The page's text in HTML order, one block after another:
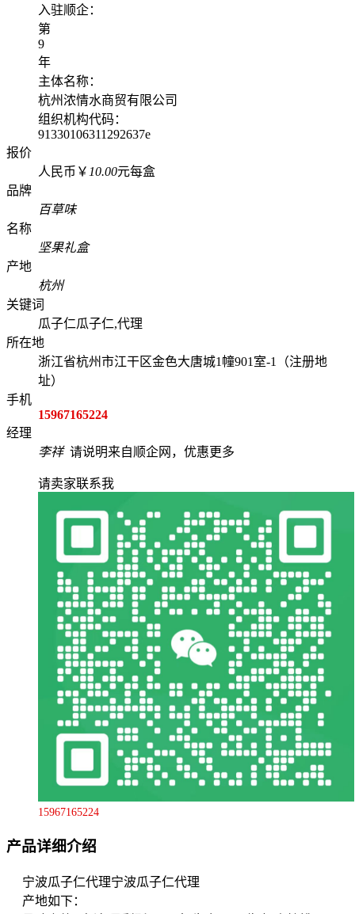
入驻顺企：
第
9
年
主体名称：
杭州浓情水商贸有限公司
组织机构代码：
91330106311292637e
报价
人民币￥ 10.00元每盒
品牌
百草味
名称
坚果礼盒
产地
杭州
关键词
瓜子仁瓜子仁,代理
所在地
浙江省杭州市江干区金色大唐城1幢901室-1（注册地
址）
手机
15967165224
经理
李祥请说明来自顺企网，优惠更多
请卖家联系我
15967165224
产品详细介绍
宁波瓜子仁代理宁波瓜子仁代理
产地如下：